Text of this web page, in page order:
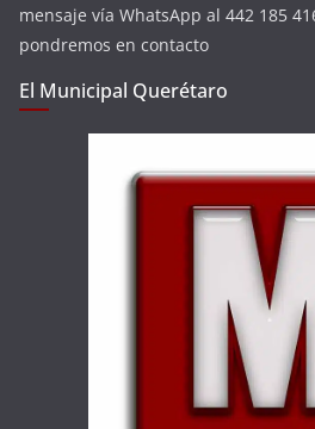
mensaje vía WhatsApp al 442 185
pondremos en contacto
El Municipal Querétaro